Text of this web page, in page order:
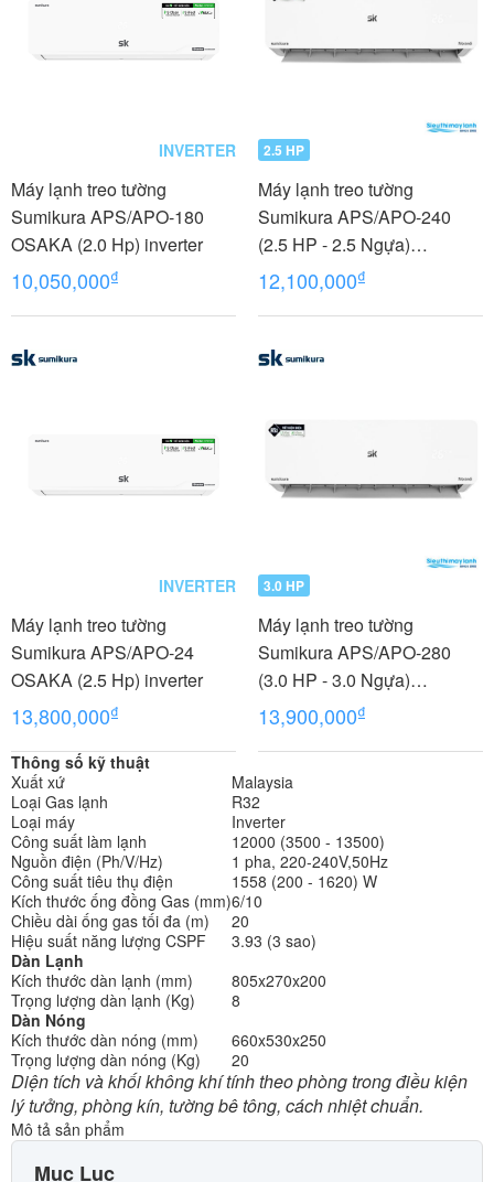
INVERTER
Máy lạnh treo tường
Sumikura APS/APO-180
OSAKA (2.0 Hp) inverter
10,050,000₫
2.5 HP
Máy lạnh treo tường
Sumikura APS/APO-240
(2.5 HP - 2.5 Ngựa)
MORANDI
12,100,000₫
INVERTER
Máy lạnh treo tường
Sumikura APS/APO-24
OSAKA (2.5 Hp) inverter
13,800,000₫
3.0 HP
Máy lạnh treo tường
Sumikura APS/APO-280
(3.0 HP - 3.0 Ngựa)
MORANDI
13,900,000₫
Thông số kỹ thuật
Xuất xứ
Malaysia
Loại Gas lạnh
R32
Loại máy
Inverter
Công suất làm lạnh
12000 (3500 - 13500)
Nguồn điện (Ph/V/Hz)
1 pha, 220-240V,50Hz
Công suất tiêu thụ điện
1558 (200 - 1620) W
Kích thước ống đồng Gas (mm)6/10
Chiều dài ống gas tối đa (m)
20
Hiệu suất năng lượng CSPF
3.93 (3 sao)
Dàn Lạnh
Kích thước dàn lạnh (mm)
805x270x200
Trọng lượng dàn lạnh (Kg)
8
Dàn Nóng
Kích thước dàn nóng (mm)
660x530x250
Trọng lượng dàn nóng (Kg)
20
Diện tích và khối không khí tính theo phòng trong điều kiện
lý tưởng, phòng kín, tường bê tông, cách nhiệt chuẩn.
Mô tả sản phẩm
Mục Lục